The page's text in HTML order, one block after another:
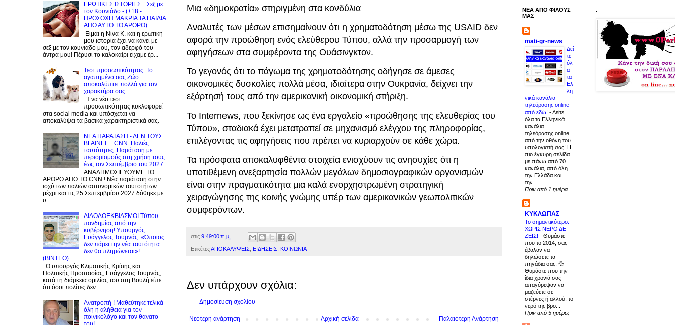
Μια «δημοκρατία» στηριγμένη στα κονδύλια
Αναλυτές των μέσων επισημαίνουν ότι η χρηματοδότηση μέσω της USAID δεν
αφορά την προώθηση ενός ελεύθερου Τύπου, αλλά την προσαρμογή των
αφηγήσεων στα συμφέροντα της Ουάσινγκτον.
Το γεγονός ότι το πάγωμα της χρηματοδότησης οδήγησε σε άμεσες
οικονομικές δυσκολίες πολλά μέσα, ιδιαίτερα στην Ουκρανία, δείχνει την
εξάρτησή τους από την αμερικανική οικονομική στήριξη.
Το Internews, που ξεκίνησε ως ένα εργαλείο «προώθησης της ελευθερίας του
Τύπου», σταδιακά έχει μετατραπεί σε μηχανισμό ελέγχου της πληροφορίας,
επιλέγοντας τις αφηγήσεις που πρέπει να κυριαρχούν σε κάθε χώρα.
Τα πρόσφατα αποκαλυφθέντα στοιχεία ενισχύουν τις ανησυχίες ότι η
υποτιθέμενη ανεξαρτησία πολλών μεγάλων δημοσιογραφικών οργανισμών
είναι στην πραγματικότητα μια καλά ενορχηστρωμένη στρατηγική
χειραγώγησης της κοινής γνώμης υπέρ των αμερικανικών γεωπολιτικών
συμφερόντων.
στις 9:49:00 π.μ.
ΕτικέτεςΑΠΟΚΑΛΥΨΕΙΣ ΕΙΔΗΣΕΙΣ ΚΟΙΝΩΝΙΑ
Δεν υπάρχουν σχόλια:
Δημοσίευση σχολίου
Νεότερη ανάρτηση Παλαιότερη Ανάρτηση
Αρχική σελίδα
ΕΡΩΤΙΚΕΣ ΙΣΤΟΡΙΕΣ... Σεξ με
τον Kουνιάδο - (+18 -
ΠΡΟΣΟΧΗ ΜΑΚΡΙΑ ΤΑ ΠΑΙΔΙΑ
ΑΠΟ ΑΥΤΟ ΤΟ ΑΡΘΡΟ)
Είμαι η Νίνα Κ. και η ερωτική
μου ιστορία έχει να κάνει με
σεξ με τον κουνιάδο μου, τον αδερφό του
άντρα μου! Πέρυσι το καλοκαίρι είχαμε έρ...
Τεστ προσωπικότητας: Το
αγαπημένο σας Zώο
αποκαλύπτει πολλά για τον
χαρακτήρα σας
Ένα νέο τεστ
προσωπικότητας κυκλοφορεί
στα social media και υπόσχεται να
αποκαλύψει τα βασικά χαρακτηριστικά σας.
NEA ΠΑΡΑΤΑΣΗ - ΔΕΝ ΤΟΥΣ
ΒΓΑΙΝΕΙ.... CNN: Παλιές
ταυτότητες: Παράταση με
περιορισμούς στη χρήση τους
έως τον Σεπτέμβριο του 2027
ΑΝΑΔΗΜΟΣΙΕΥΟΥΜΕ ΤΟ
ΑΡΘΡΟ ΑΠΟ ΤΟ CNN ! Νέα παράταση στην
ισχύ των παλιών αστυνομικών ταυτοτήτων
μέχρι και τις 25 Σεπτεμβρίου 2027 δόθηκε με
υ...
ΔΙΑΟΛΟΕΚΒΙΑΣΜΟΙ Tύπου...
πανδημίας από την
κυβέρνηση! Υπουργός
Ευάγγελος Τουρνάς: «Όποιος
δεν πάρει την νέα ταυτότητα
δεν θα πληρώνεται»!
(BINTEO)
Ο υπουργός Κλιματικής Κρίσης και
Πολιτικής Προστασίας, Ευάγγελος Τουρνάς,
κατά τη διάρκεια ομιλίας του στη Βουλή είπε
ότι όσοι πολίτες δεν...
Ανατροπή ! Mαθεύτηκε τελικά
όλη η αλήθεια για τον
ποινικολόγο και τον θανατο
ΝΕΑ ΑΠΟ ΦΙΛΟΥΣ
ΜΑΣ
mati-gr-news
Δεί
τε
όλ
α
τα
Ελ
λη
νικά κανάλια
τηλεόρασης online
από εδώ! -Δείτε
όλα τα Ελληνικά
κανάλια
τηλεόρασης online
από την οθόνη του
υπολογιστή σας! Η
πιο έγκυρη σελίδα
με πάνω από 70
κανάλια, από όλη
την Ελλάδα και
την...
Πριν από 1 ημέρα
ΚΥΚΛΩΠΑΣ
Το σημαντικότερο.
ΧΩΡΙΣ ΝΕΡΟ ΔΕ
ΖΕΙΣ! - Θυμάστε
που το 2014, σας
έβαλαν να
δηλώσετε τα
πηγάδια σας; 💦
Θυμάστε που την
ίδια χρονιά σας
απαγόρεψαν να
μαζεύετε σε
στέρνες ή αλλού, το
νερό της βρο...
Πριν από 5 ημέρες
.